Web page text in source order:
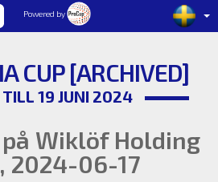
Powered by
CUP [ARCHIVED]
19 JUNI 2024
Wiklöf Holding
2024-06-17